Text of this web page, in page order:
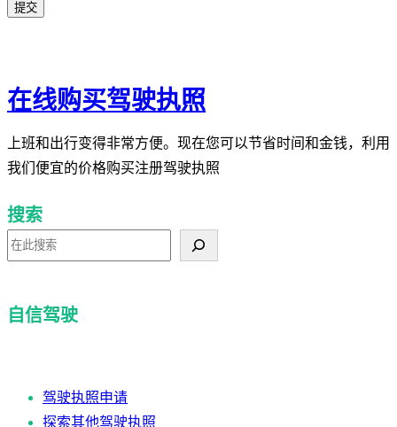
提交
在线购买驾驶执照
上班和出行变得非常方便。现在您可以节省时间和金钱，利用
我们便宜的价格购买注册驾驶执照
搜索
搜
自信驾驶
驾驶执照申请
探索其他驾驶执照